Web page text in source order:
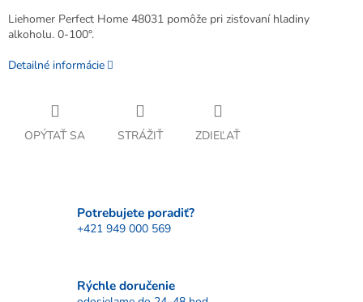
Liehomer Perfect Home 48031 pomôže pri zisťovaní hladiny
alkoholu. 0-100°.
Detailné informácie
OPÝTAŤ SA STRÁŽIŤ ZDIEĽAŤ
Potrebujete poradiť?
+421 949 000 569
Rýchle doručenie